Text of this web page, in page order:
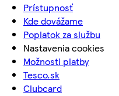
Prístupnosť
Kde dovážame
Poplatok za službu
Nastavenia cookies
Možnosti platby
Tesco.sk
Clubcard